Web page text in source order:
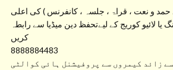
و نعت ، قراۃ ، جلسہ ، کانفرنس ) کی اعلی
یا لائیو کوریج کے لیےتحفظ دین میڈیا سے رابطہ
کریں
8888884483
زائد کیمروں سے پروفیشنل ہائی کوالٹی